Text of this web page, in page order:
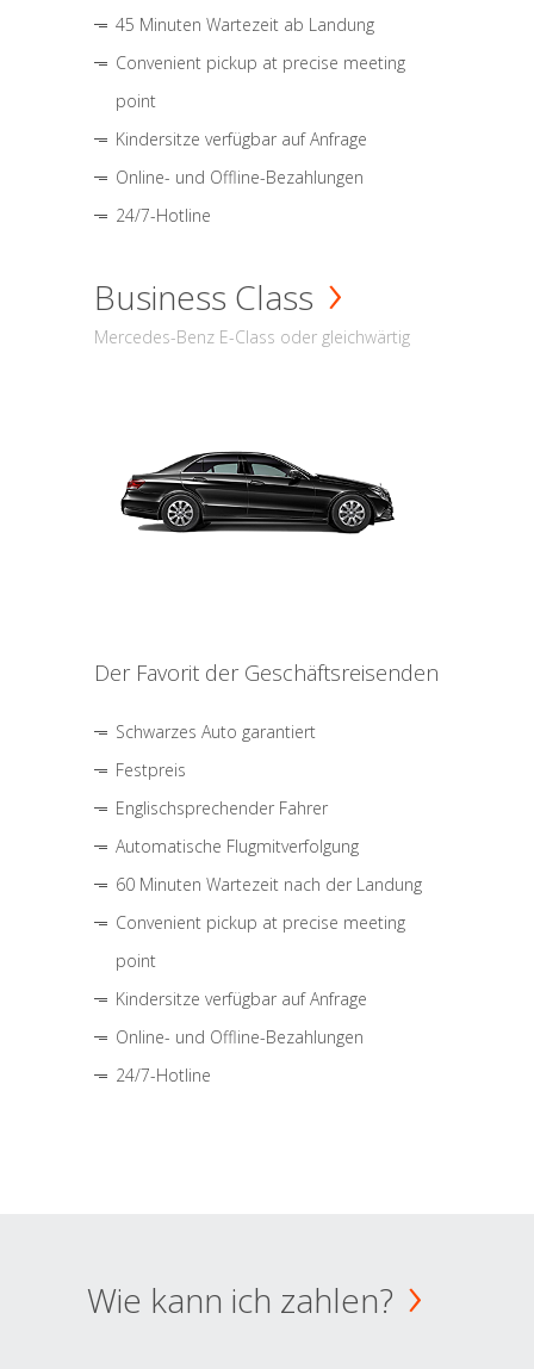
45 Minuten Wartezeit ab Landung
Convenient pickup at precise meeting
point
Kindersitze verfügbar auf Anfrage
Online- und Offline-Bezahlungen
24/7-Hotline
Business Class
Mercedes-Benz E-Class oder gleichwärtig
Der Favorit der Geschäftsreisenden
Schwarzes Auto garantiert
Festpreis
Englischsprechender Fahrer
Automatische Flugmitverfolgung
60 Minuten Wartezeit nach der Landung
Convenient pickup at precise meeting
point
Kindersitze verfügbar auf Anfrage
Online- und Offline-Bezahlungen
24/7-Hotline
Wie kann ich zahlen?